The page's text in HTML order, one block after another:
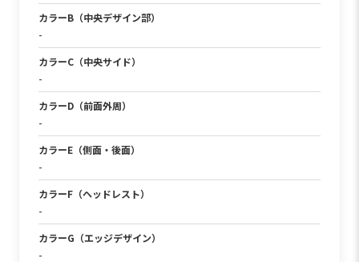
カラーB（中央デザイン部）
-
カラーC（中央サイド）
-
カラーD（前面外周）
-
カラーE（側面・後面）
-
カラーF（ヘッドレスト）
-
カラーG（エッジデザイン）
-